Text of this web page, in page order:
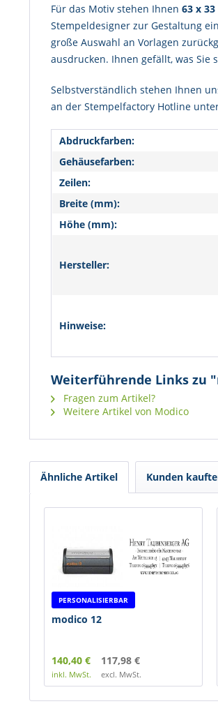
Für das Motiv stehen Ihnen 63 x
Stempeldesigner zur Gestaltung
große Auswahl an Vorlagen
ausdrucken. Ihnen gefällt, was Sie
Selbstverständlich stehen Ihnen
an der Stempelfactory Hotline
Abdruckfarben:
Gehäusefarben:
Zeilen:
Breite (mm):
Höhe (mm):
Hersteller:
Hinweise:
Weiterführende Links zu
Fragen zum Artikel?
Weitere Artikel von Modico
Ähnliche Artikel Kunden
PERSONALISIERBAR
modico 12
140,40 €
inkl. MwSt.
117,98 €
excl. MwSt.